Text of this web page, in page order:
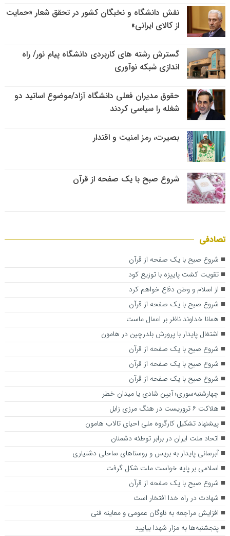
نقش دانشگاه و نخبگان کشور در تحقق شعار «حمایت
از کالای ایرانی»
گسترش رشته های کاربردی دانشگاه پیام نور/ راه
اندازی شبکه نوآوری
حقوق مدیران فعلی دانشگاه آزاد/موضوع اساتید دو
شغله را سیاسی کردند
بصیرت، رمز امنیت و اقتدار
شروع صبح با یک صفحه از قرآن
تصادفی
شروع صبح با یک صفحه از قرآن
تقویت کشت پاییزه با توزیع کود
از اسلام و وطن دفاع خواهم کرد
شروع صبح با یک صفحه از قرآن
همانا خداوند ناظر بر اعمال ماست
اشتغال پایدار با پرورش بلدرچین در هامون
شروع صبح با یک صفحه از قرآن
شروع صبح با یک صفحه از قرآن
شروع صبح با یک صفحه از قرآن
چهارشنبه‌سوری؛ آیین شادی یا میدان خطر
هلاکت ۶ تروریست در هنگ مرزی زابل
پیشنهاد تشکیل کارگروه ملی احیای تالاب هامون
اتحاد ملت ایران در برابر توطئه دشمنان
آبرسانی پایدار به بریس و روستاهای ساحلی دشتیاری
اسلامی بر پایه خواست ملت شکل گرفت
شروع صبح با یک صفحه از قرآن
شهادت در راه خدا افتخار است
افزایش مراجعه به ناوگان عمومی و معاینه فنی
پنجشنبه‌ها به مزار شهدا بیایید